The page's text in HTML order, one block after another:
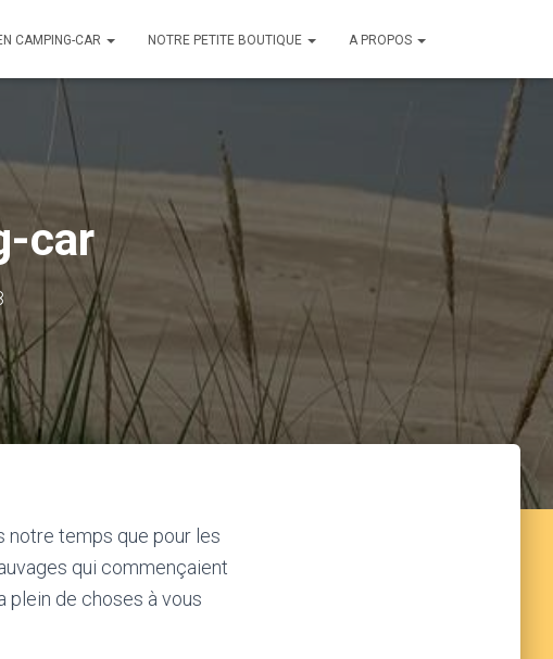
CAMPING-CAR NOTRE PETITE BOUTIQUE A PROPOS
car
notre temps que pour les
qui commençaient
plein de choses à vous